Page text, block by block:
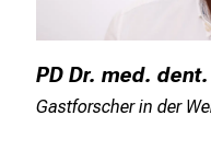
PD Dr. med.
Gastforscher in der